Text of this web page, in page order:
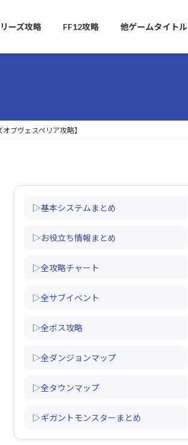
ーズ攻略 FF12攻略 他ゲームタイトル
ブヴェスペリア攻略】
▷基本システムまとめ
▷お役立ち情報まとめ
▷全攻略チャート
▷全サブイベント
▷全ボス攻略
▷全ダンジョンマップ
▷全タウンマップ
▷ギガントモンスターまとめ